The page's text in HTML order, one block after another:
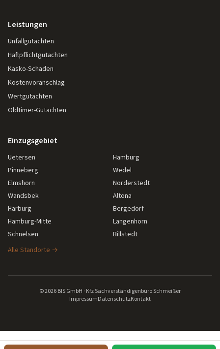
Leistungen
Unfallgutachten
Haftpflichtgutachten
Kasko-Schaden
Kostenvoranschlag
Wertgutachten
Oldtimer-Gutachten
Einzugsgebiet
Uetersen
Hamburg
Pinneberg
Wedel
Elmshorn
Norderstedt
Wandsbek
Altona
Harburg
Bergedorf
Hamburg-Mitte
Langenhorn
Schnelsen
Billstedt
Alle Standorte →
©2026BIS GmbH · Kfz Sachverständigenbüro Schmeißer
ImpressumDatenschutzKontakt